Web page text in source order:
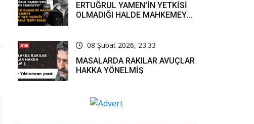
ERTUĞRUL YAMEN'İN YETKİSİ
OLMADIĞI HALDE MAHKEMEYE
08 Şubat 2026, 23:33
MASALARDA RAKILAR AVUÇLAR
HAKKA YÖNELMİŞ